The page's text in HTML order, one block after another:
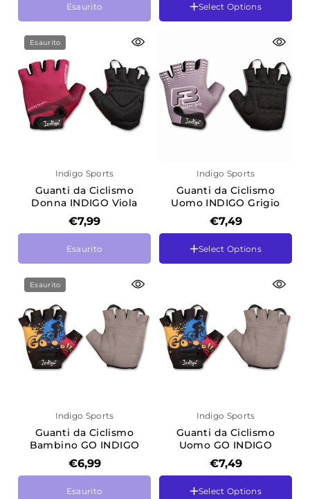
3XS
4XS
XS
Esaurito
M
Select Options
Esaurito
Indigo Sports
Guanti da Ciclismo
Donna INDIGO Viola
€7,99
Tamanho
M
S
XS
Esaurito
Indigo Sports
Guanti da Ciclismo
Uomo INDIGO Grigio
€7,49
Tamanho
M
Select Options
Esaurito
Indigo Sports
Guanti da Ciclismo
Bambino GO INDIGO
€6,99
Tamanho
Esaurito
Indigo Sports
Guanti da Ciclismo
Uomo GO INDIGO
€7,49
TamanhoSelect Options